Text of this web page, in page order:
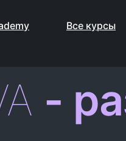
Все курсы
-